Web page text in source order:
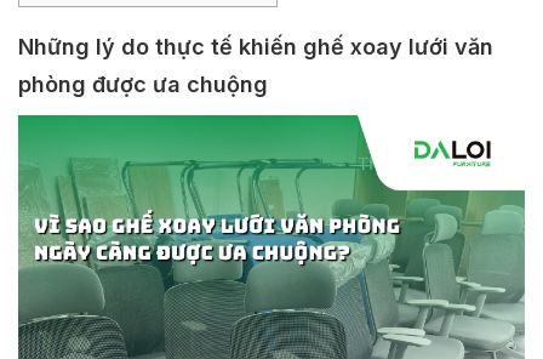
Những lý do thực tế khiến ghế xoay lưới văn
phòng được ưa chuộng